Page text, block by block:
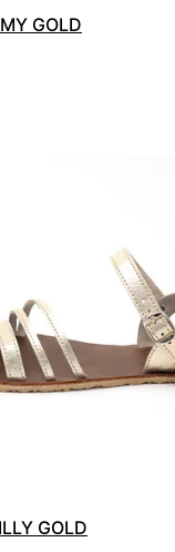
GOLD
GOLD